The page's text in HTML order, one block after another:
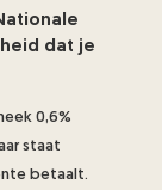
dat je
0,6%
staat
betaalt.